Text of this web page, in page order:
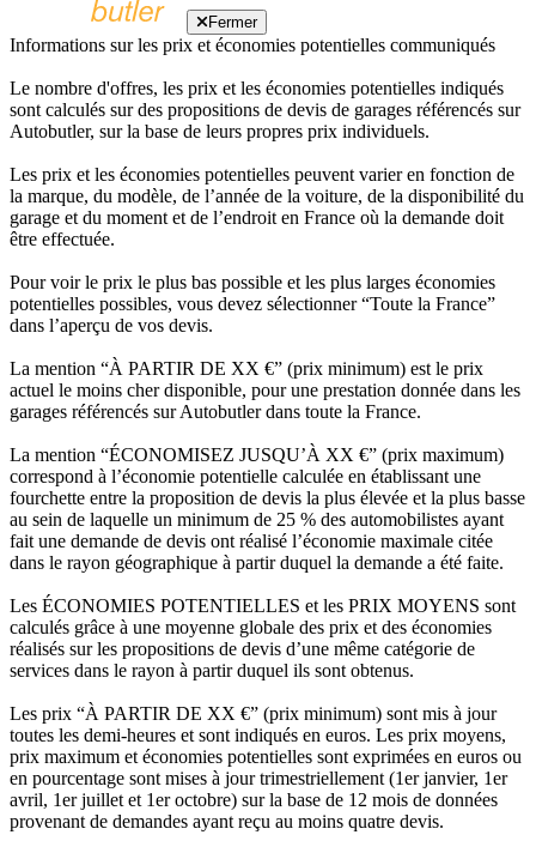
Fermer
Informations sur les prix et économies potentielles communiqués
Le nombre d'offres, les prix et les économies potentielles indiqués
sont calculés sur des propositions de devis de garages référencés sur
Autobutler, sur la base de leurs propres prix individuels.
Les prix et les économies potentielles peuvent varier en fonction de
la marque, du modèle, de l’année de la voiture, de la disponibilité du
garage et du moment et de l’endroit en France où la demande doit
être effectuée.
Pour voir le prix le plus bas possible et les plus larges économies
potentielles possibles, vous devez sélectionner “Toute la France”
dans l’aperçu de vos devis.
La mention “À PARTIR DE XX €” (prix minimum) est le prix
actuel le moins cher disponible, pour une prestation donnée dans les
garages référencés sur Autobutler dans toute la France.
La mention “ÉCONOMISEZ JUSQU’À XX €” (prix maximum)
correspond à l’économie potentielle calculée en établissant une
fourchette entre la proposition de devis la plus élevée et la plus basse
au sein de laquelle un minimum de 25 % des automobilistes ayant
fait une demande de devis ont réalisé l’économie maximale citée
dans le rayon géographique à partir duquel la demande a été faite.
Les ÉCONOMIES POTENTIELLES et les PRIX MOYENS sont
calculés grâce à une moyenne globale des prix et des économies
réalisés sur les propositions de devis d’une même catégorie de
services dans le rayon à partir duquel ils sont obtenus.
Les prix “À PARTIR DE XX €” (prix minimum) sont mis à jour
toutes les demi-heures et sont indiqués en euros. Les prix moyens,
prix maximum et économies potentielles sont exprimées en euros ou
en pourcentage sont mises à jour trimestriellement (1er janvier, 1er
avril, 1er juillet et 1er octobre) sur la base de 12 mois de données
provenant de demandes ayant reçu au moins quatre devis.